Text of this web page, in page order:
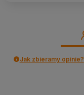
Jak zbieramy opinie?